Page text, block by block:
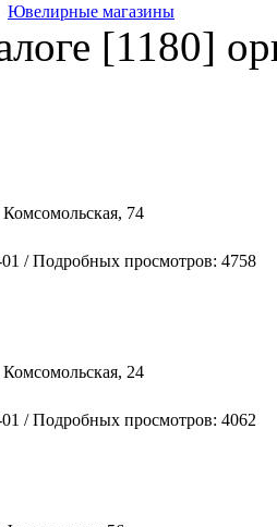
Ювелирные магазины
[1180]
74
/ Подробных просмотров: 4758
24
/ Подробных просмотров: 4062